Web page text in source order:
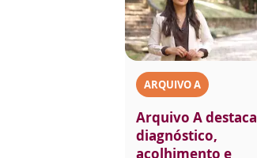
ARQUIVO A
Arquivo A destaca
diagnóstico,
acolhimento e